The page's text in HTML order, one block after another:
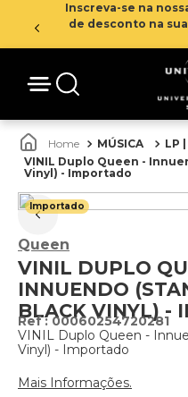
Inscreva-se na
de desconto na
MÚSICA LP
VINIL Duplo Queen -
Vinyl) - Importado
Importado
Queen
VINIL DUPLO
INNUENDO
BLACK VINYL) -
: 00060254720281
VINIL Duplo Queen -
Vinyl) - Importado
Mais Informações.